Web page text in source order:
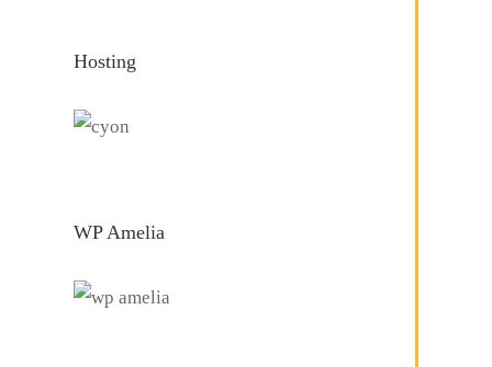
Hosting
WP Amelia